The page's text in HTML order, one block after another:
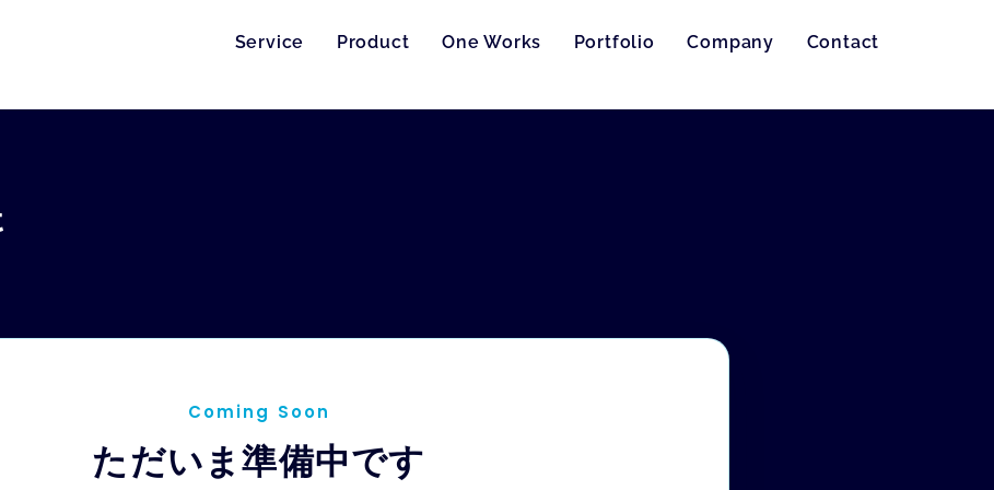
Service Product One Works Portfolio Company Contact
Coming Soon
ただいま準備中です